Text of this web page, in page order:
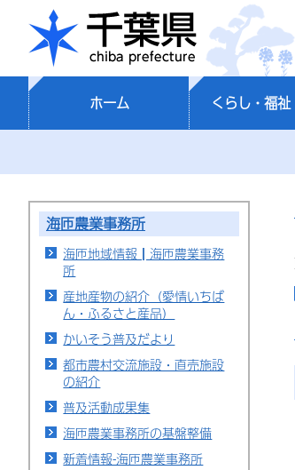
千葉県
ホーム くらし・福
海匝農業事務所
海匝地域情報┃海匝農業事務
所
産地産物の紹介（愛情いちば
ん・ふるさと産品）
かいそう普及だより
都市農村交流施設・直売施設
の紹介
普及活動成果集
海匝農業事務所の基盤整備
新着情報-海匝農業事務所